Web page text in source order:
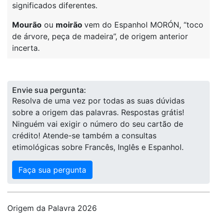
significados diferentes.
Mourão ou moirão vem do Espanhol MORÓN, “toco
de árvore, peça de madeira”, de origem anterior
incerta.
Envie sua pergunta:
Resolva de uma vez por todas as suas dúvidas
sobre a origem das palavras. Respostas grátis!
Ninguém vai exigir o número do seu cartão de
crédito! Atende-se também a consultas
etimológicas sobre Francês, Inglês e Espanhol.
Faça sua pergunta
Origem da Palavra 2026